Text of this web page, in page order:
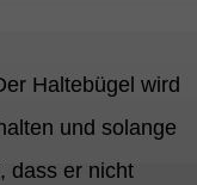
Haltebügel wird
und solange
dass er nicht